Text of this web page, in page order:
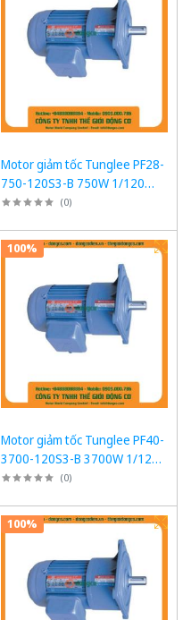
Motor giảm tốc Tunglee PF28-
750-120S3-B 750W 1/120
~12rpm Mặt bích
(0)
100%
Motor giảm tốc Tunglee PF40-
3700-120S3-B 3700W 1/120
~12rpm Mặt bích
(0)
100%